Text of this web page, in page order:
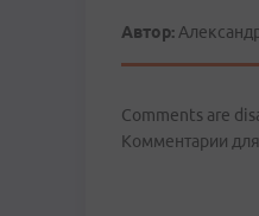
Автор:
Comments are
Комментарии для